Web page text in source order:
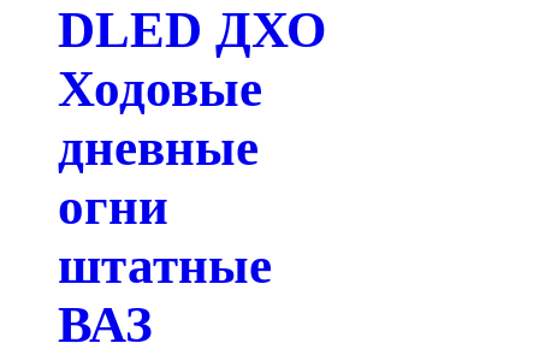
DLED ДХО
Ходовые
дневные
огни
штатные
ВАЗ